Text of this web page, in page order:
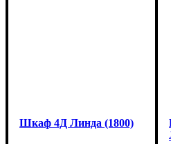
Шкаф 4Д Линда (1800)